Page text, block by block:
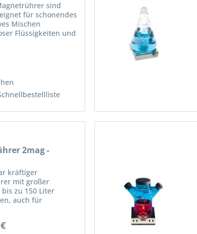
sind
für schonendes
Mischen
Flüssigkeiten und
Dadurch können sie
2mag -
kräftiger
mit großer
zu 150 Liter
auch für
für